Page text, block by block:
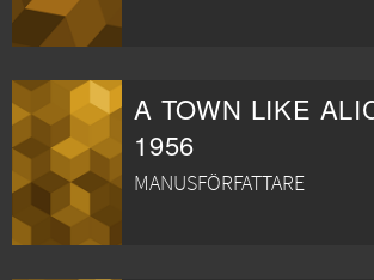
A TOWN LIKE
1956
MANUSFÖRFATTARE